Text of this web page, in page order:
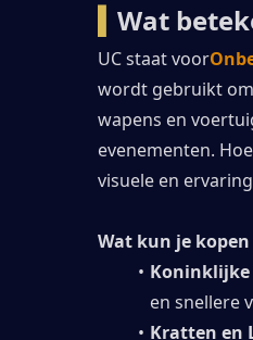
Wat
UC staat voor
wordt gebruikt om
wapens en
evenementen.
visuele en
Wat kun je kopen
Koninklijke
en snellere
Kratten en